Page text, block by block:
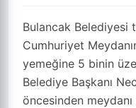
Bulancak Belediyesi
Cumhuriyet
yemeğine 5 binin
Belediye Başkanı
öncesinden